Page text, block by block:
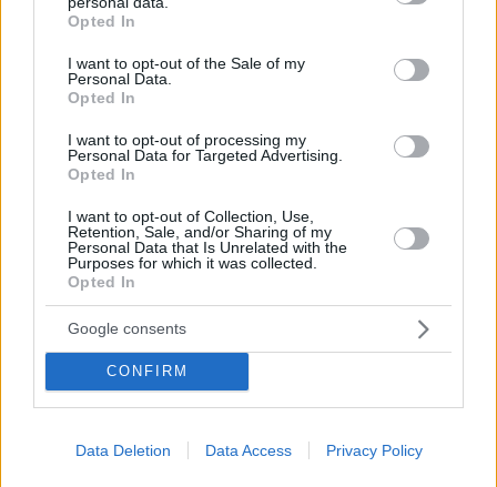
grant or deny consent to Google and its third-party tags to
use your data for below specified purposes in below Google
consent section.
Opted In
I want to opt-out of the Sale of my
Personal Data.
Opted In
I want to opt-out of processing my
Personal Data for Targeted Advertising.
Opted In
I want to opt-out of Collection, Use,
Retention, Sale, and/or Sharing of my
Personal Data that Is Unrelated with the
Purposes for which it was collected.
Opted In
Google consents
CONFIRM
Data Deletion Data Access Privacy Policy
ΦΟΡΤΩΣΗ ΠΕΡΙΣΣΟΤΕΡΩΝ ΣΧΟΛΙΩΝ
ΠΡΟΣΘΗΚΗ ΣΧΟΛΙΟΥ
ΌΝΟΜΑ *